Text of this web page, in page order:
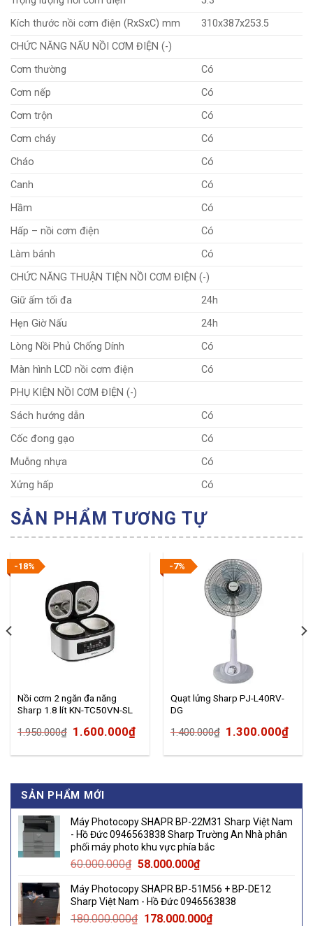
SẢN PHẨM MỚI
Máy Photocopy SHAPR BP-22M31 Sharp Việt Nam
- Hồ Đức 0946563838 Sharp Trường An Nhà phân
phối máy photo khu vực phía bắc
60.000.000₫ Original
was:
60.000.000₫.
58.000.000₫Current
is:
58.000.000₫.
Máy Photocopy SHAPR BP-51M56 + BP-DE12
Sharp Việt Nam - Hồ Đức 0946563838
180.000.000₫ Original
178.000.000₫Current
Kích thước nồi cơm điện (RxSxC) mm
310x387x253.5
CHỨC NĂNG NẤU NỒI CƠM ĐIỆN (-)
Cơm thường
Có
Cơm nếp
Có
Cơm trộn
Có
Cơm cháy
Có
Cháo
Có
Canh
Có
Hầm
Có
Hấp – nồi cơm điện
Có
Làm bánh
Có
CHỨC NĂNG THUẬN TIỆN NỒI CƠM ĐIỆN (-)
Giữ ấm tối đa
24h
Hẹn Giờ Nấu
24h
Lòng Nồi Phủ Chống Dính
Có
Màn hình LCD nồi cơm điện
Có
PHỤ KIỆN NỒI CƠM ĐIỆN (-)
Sách hướng dẫn
Có
Cốc đong gạo
Có
Muỗng nhựa
Có
Xửng hấp
Có
SẢN PHẨM TƯƠNG TỰ
-18%
Nồi cơm 2 ngăn đa năng
Sharp 1.8 lít KN-TC50VN-SL
1.950.000₫ Original
1.950.000₫.
1.600.000₫Current
1.600.000₫.
-7%
Quạt lửng Sharp PJ-L40RV-
DG
1.400.000₫ Original
1.400.000₫.
1.300.000₫